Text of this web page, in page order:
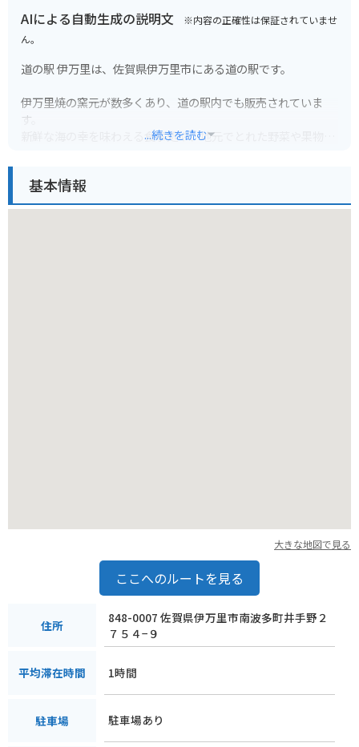
AIによる自動生成の説明文 ※内容の正確性は保証されていませ
ん。
道の駅 伊万里は、佐賀県伊万里市にある道の駅です。
伊万里焼の窯元が数多くあり、道の駅内でも販売されていま
す。
新鮮な海の幸を味わえる食事処や、地元でとれた野菜や果物を
バイクで訪れる場合は、道の駅に併設されている駐車場に停め
ることができます。
...続きを読む
基本情報
大きな地図で見る
ここへのルートを見る
住所
848-0007 佐賀県伊万里市南波多町井手野２
７５４−９
平均滞在時間 1時間
駐車場 駐車場あり